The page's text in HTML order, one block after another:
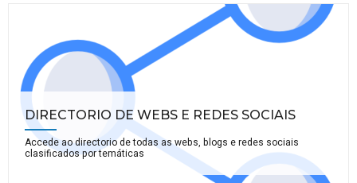
DIRECTORIO DE WEBS E REDES SOCIAIS
Accede ao directorio de todas as webs, blogs e redes sociais
clasificados por temáticas